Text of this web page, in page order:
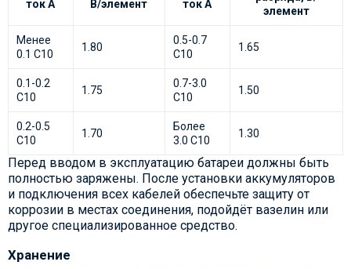
ток А В/элемент ток А
элемент
Менее
0.1 C10
1.80
0.5-0.7
C10
1.65
0.1-0.2
C10
1.75
0.7-3.0
C10
1.50
0.2-0.5
C10
1.70
Более
3.0 C10
1.30
Перед вводом в эксплуатацию батареи должны быть
полностью заряжены. После установки аккумуляторов
и подключения всех кабелей обеспечьте защиту от
коррозии в местах соединения, подойдёт вазелин или
другое специализированное средство.
Хранение